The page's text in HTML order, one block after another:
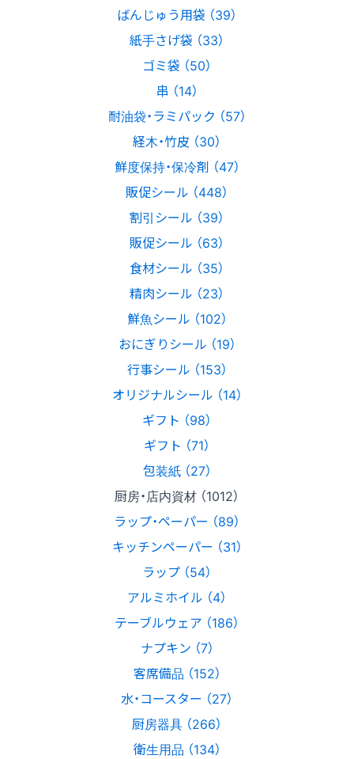
ばんじゅう用袋 （39）
紙手さげ袋 （33）
ゴミ袋 （50）
串 （14）
耐油袋・ラミパック （57）
経木・竹皮 （30）
鮮度保持・保冷剤 （47）
販促シール （448）
割引シール （39）
販促シール （63）
食材シール （35）
精肉シール （23）
鮮魚シール （102）
おにぎりシール （19）
行事シール （153）
オリジナルシール （14）
ギフト （98）
ギフト （71）
包装紙 （27）
厨房・店内資材 （1012）
ラップ・ペーパー （89）
キッチンペーパー （31）
ラップ （54）
アルミホイル （4）
テーブルウェア （186）
ナプキン （7）
客席備品 （152）
水・コースター （27）
厨房器具 （266）
衛生用品 （134）